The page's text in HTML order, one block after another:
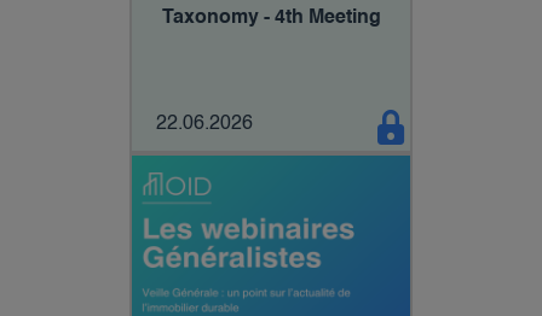
Taxonomy - 4th Meeting
22.06.2026